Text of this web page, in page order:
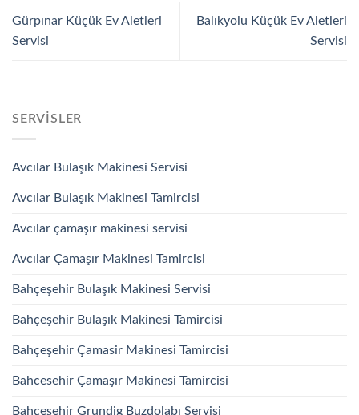
Gürpınar Küçük Ev Aletleri
Servisi
Balıkyolu Küçük Ev Aletleri
Servisi
SERVISLER
Avcılar Bulaşık Makinesi Servisi
Avcılar Bulaşık Makinesi Tamircisi
Avcılar çamaşır makinesi servisi
Avcılar Çamaşır Makinesi Tamircisi
Bahçeşehir Bulaşık Makinesi Servisi
Bahçeşehir Bulaşık Makinesi Tamircisi
Bahçeşehir Çamasir Makinesi Tamircisi
Bahcesehir Çamaşır Makinesi Tamircisi
Bahçeşehir Grundig Buzdolabı Servisi